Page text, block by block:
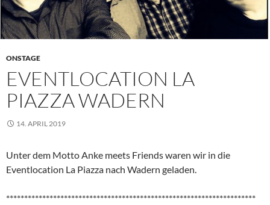
ONSTAGE
EVENTLOCATION LA
PIAZZA WADERN
14. APRIL 2019
Unter dem Motto Anke meets Friends waren wir in die
Eventlocation La Piazza nach Wadern geladen.
*********************************************************************